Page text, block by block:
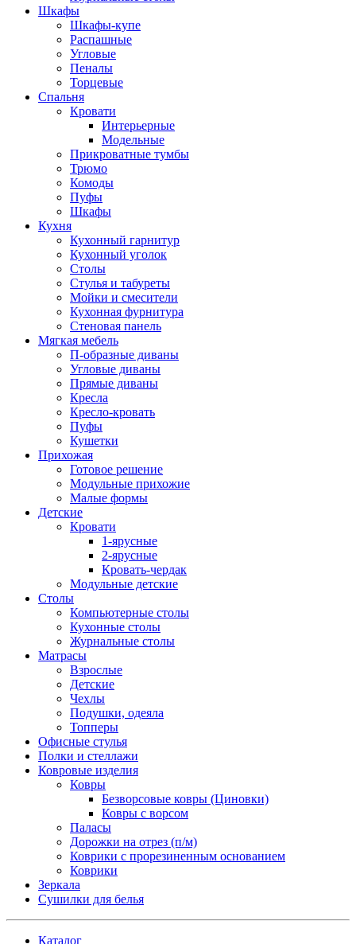
Шкафы
Шкафы-купе
Распашные
Угловые
Пеналы
Торцевые
Спальня
Кровати
Интерьерные
Модельные
Прикроватные тумбы
Трюмо
Комоды
Пуфы
Шкафы
Кухня
Кухонный гарнитур
Кухонный уголок
Столы
Стулья и табуреты
Мойки и смесители
Кухонная фурнитура
Стеновая панель
Мягкая мебель
П-образные диваны
Угловые диваны
Прямые диваны
Кресла
Кресло-кровать
Пуфы
Кушетки
Прихожая
Готовое решение
Модульные прихожие
Малые формы
Детские
Кровати
1-ярусные
2-ярусные
Кровать-чердак
Модульные детские
Столы
Компьютерные столы
Кухонные столы
Журнальные столы
Матрасы
Взрослые
Детские
Чехлы
Подушки, одеяла
Топперы
Офисные стулья
Полки и стеллажи
Ковровые изделия
Ковры
Безворсовые ковры (Циновки)
Ковры с ворсом
Паласы
Дорожки на отрез (п/м)
Коврики с прорезиненным основанием
Коврики
Зеркала
Сушилки для белья
Каталог